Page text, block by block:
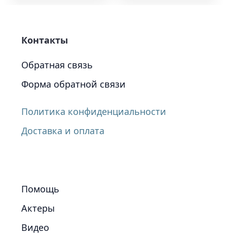
Контакты
Обратная связь
Форма обратной связи
Политика конфиденциальности
Доставка и оплата
Помощь
Актеры
Видео